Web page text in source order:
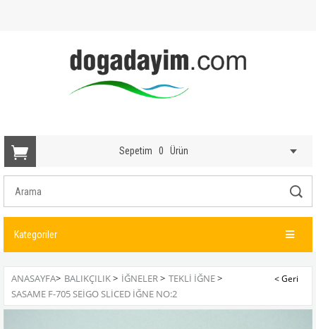
Sepetim 0 Ürün
Kategoriler
ANASAYFA> BALIKÇILIK> İĞNELER> TEKLI İĞNE>
SASAME F-705 SEIGO SLICED İĞNE NO:2